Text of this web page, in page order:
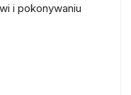
i pokonywaniu